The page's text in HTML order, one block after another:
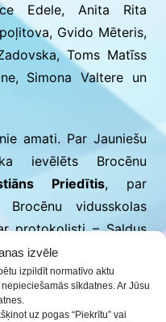
izvēle
izpildīt normatīvo aktu
sīkdatnes. Ar Jūsu
uz pogas “Piekrītu” vai
Edele, Anita Rita
Gvido Mēteris,
Toms Matīss
Simona Valtere un
amati. Par Jauniešu
ievēlēts Brocēnu
Priedītis, par
vidusskolas
protokolisti – Saldus
.
veiksmi, neatlaidību